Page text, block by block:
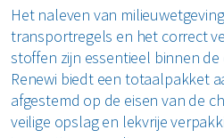
Het naleven van
transportregels en het correct
stoffen zijn essentieel binnen
Renewi biedt een totaalpakket
afgestemd op de eisen van de
veilige opslag en lekvrije